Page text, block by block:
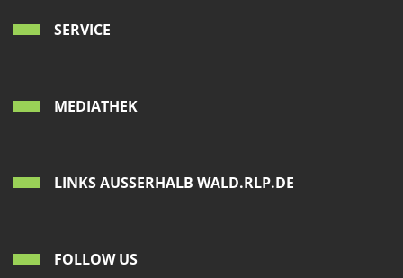
SERVICE
MEDIATHEK
LINKS AUSSERHALB WALD.RLP.DE
FOLLOW US